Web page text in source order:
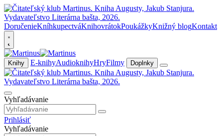
DoručenieKníhkupectváKnihovrátokPoukážkyKnižný blogKontakt
Knihy E-knihyAudioknihyHryFilmy Doplnky
Vyhľadávanie
Prihlásiť
Vyhľadávanie